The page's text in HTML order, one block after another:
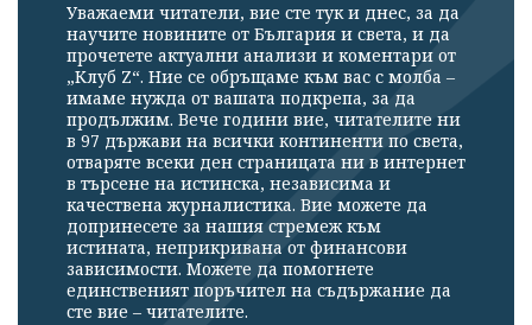
Уважаеми читатели, вие сте тук и днес, за да
научите новините от България и света, и да
прочетете актуални анализи и коментари от
„Клуб Z“. Ние се обръщаме към вас с молба –
имаме нужда от вашата подкрепа, за да
продължим. Вече години вие, читателите ни
в 97 държави на всички континенти по света,
отваряте всеки ден страницата ни в интернет
в търсене на истинска, независима и
качествена журналистика. Вие можете да
допринесете за нашия стремеж към
истината, неприкривана от финансови
зависимости. Можете да помогнете
единственият поръчител на съдържание да
сте вие – читателите.